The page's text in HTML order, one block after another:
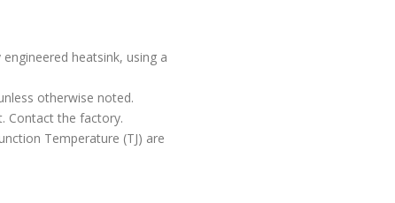
heatsink, using a
otherwise noted.
Contact the factory.
Temperature (TJ) are